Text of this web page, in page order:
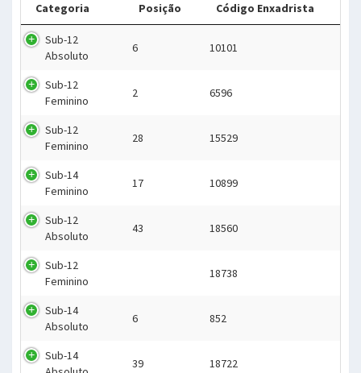
Categoria Posição Código Enxadrista
Sub-12
Absoluto
6 10101
Sub-12
Feminino
2 6596
Sub-12
Feminino
28 15529
Sub-14
Feminino
17 10899
Sub-12
Absoluto
43 18560
Sub-12
Feminino
18738
Sub-14
Absoluto
6 852
Sub-14
39 18722